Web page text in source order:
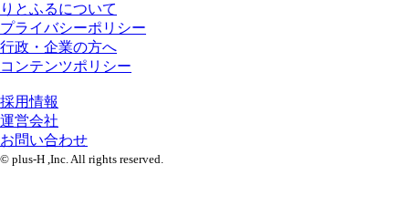
りとふるについて
プライバシーポリシー
行政・企業の方へ
コンテンツポリシー
採用情報
運営会社
お問い合わせ
© plus-H ,Inc. All rights reserved.